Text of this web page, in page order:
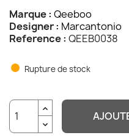
Marque : Qeeboo
Designer : Marcantonio
Reference : QEEB0038
Rupture de stock